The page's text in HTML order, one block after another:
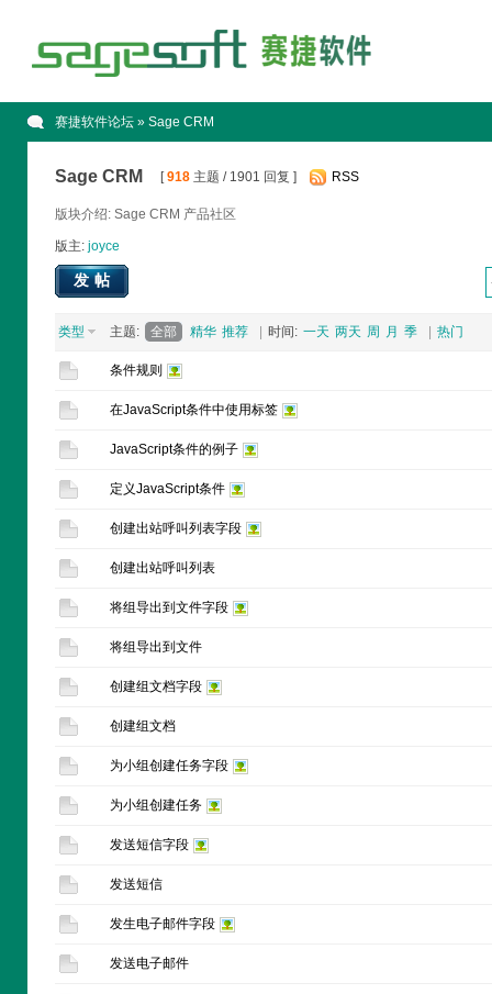
赛捷软件论坛» Sage CRM
Sage CRM [918主题 / 1901 回复 ] RSS
版块介绍: Sage CRM 产品社区
版主: joyce
发帖
类型 主题: 全部 精华 推荐 时间: 一天 两天 周 月 季 热门
条件规则
在JavaScript条件中使用标签
JavaScript条件的例子
定义JavaScript条件
创建出站呼叫列表字段
创建出站呼叫列表
将组导出到文件字段
将组导出到文件
创建组文档字段
创建组文档
为小组创建任务字段
为小组创建任务
发送短信字段
发送短信
发生电子邮件字段
发送电子邮件